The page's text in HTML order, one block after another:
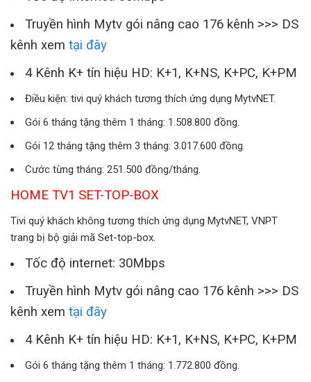
Truyền hình Mytv gói nâng cao 176 kênh >>> DS
kênh xem tại đây
4 Kênh K+ tín hiệu HD: K+1, K+NS, K+PC, K+PM
Điều kiện: tivi quý khách tương thích ứng dụng MytvNET.
Gói 6 tháng tặng thêm 1 tháng: 1.508.800 đồng.
Gói 12 tháng tặng thêm 3 tháng: 3.017.600 đồng.
Cước từng tháng: 251.500 đồng/tháng.
HOME TV1 SET-TOP-BOX
Tivi quý khách không tương thích ứng dụng MytvNET, VNPT
trang bị bộ giải mã Set-top-box.
Tốc độ internet: 30Mbps
Truyền hình Mytv gói nâng cao 176 kênh >>> DS
kênh xem tại đây
4 Kênh K+ tín hiệu HD: K+1, K+NS, K+PC, K+PM
Gói 6 tháng tặng thêm 1 tháng: 1.772.800 đồng.